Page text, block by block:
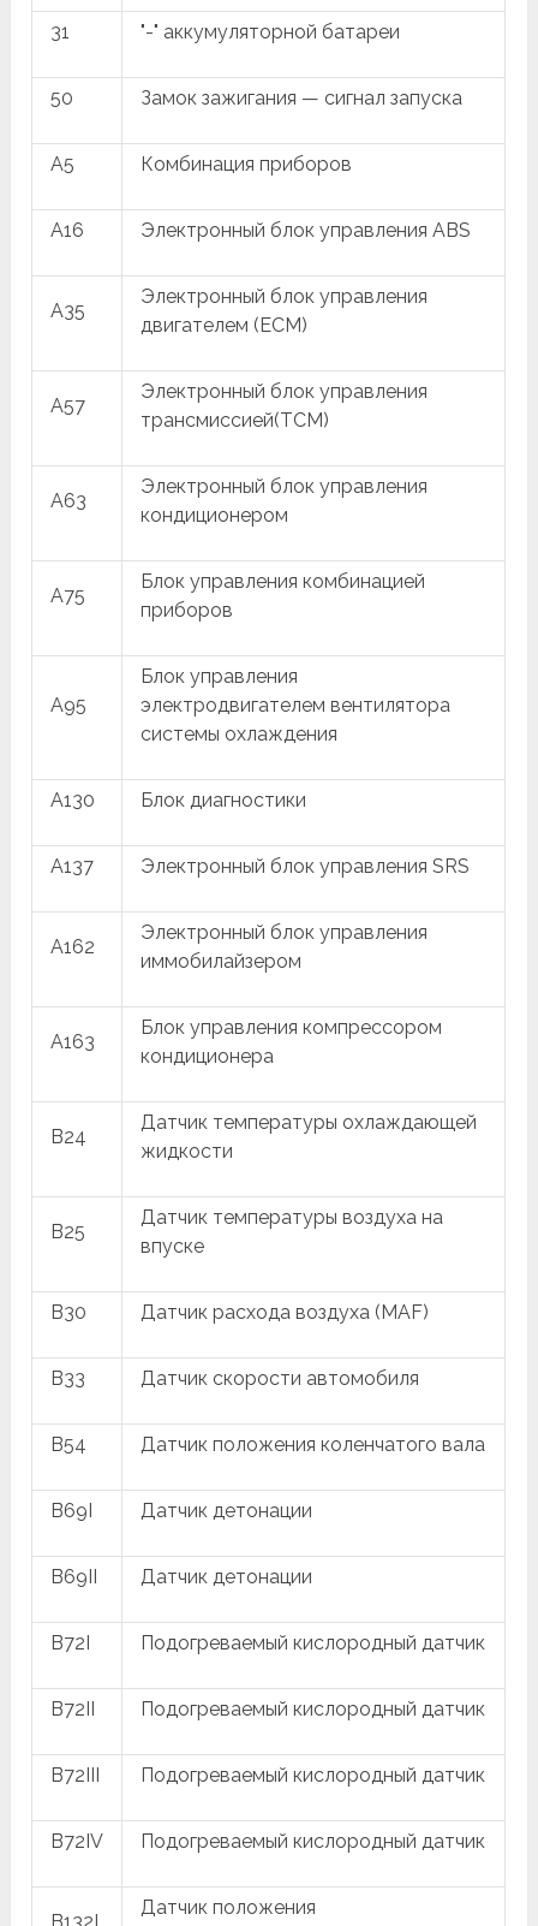
31 "-" аккумуляторной батареи
50 Замок зажигания — сигнал запуска
A5 Комбинация приборов
A16 Электронный блок управления ABS
A35
Электронный блок управления
двигателем (ECM)
A57
Электронный блок управления
трансмиссией(TCM)
A63
Электронный блок управления
кондиционером
A75
Блок управления комбинацией
приборов
A95
Блок управления
электродвигателем вентилятора
системы охлаждения
A130 Блок диагностики
A137 Электронный блок управления SRS
A162
Электронный блок управления
иммобилайзером
A163
Блок управления компрессором
кондиционера
B24
Датчик температуры охлаждающей
жидкости
B25
Датчик температуры воздуха на
впуске
B30 Датчик расхода воздуха (MAF)
B33 Датчик скорости автомобиля
B54 Датчик положения коленчатого вала
B69I Датчик детонации
B69II Датчик детонации
B72I Подогреваемый кислородный датчик
B72II Подогреваемый кислородный датчик
B72III Подогреваемый кислородный датчик
B72IV Подогреваемый кислородный датчик
Датчик положения